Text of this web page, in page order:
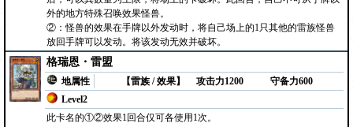
外的地方特殊召唤效果怪兽。
②：怪兽的效果在手牌以外发动时，将自己场上的1只其他的雷族怪兽
放回手牌可以发动。将该发动无效并破坏。
格瑞恩・雷盟
地属性
【雷族 / 效果】
Level2
攻击力1200 守备力600
此卡名的①②效果1回合仅可各使用1次。